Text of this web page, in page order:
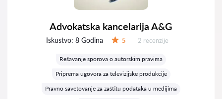
Advokatska kancelarija A&G
Iskustvo: 8 Godina 5 Recenzija:
2 recenzije
Rešavanje sporova o autorskim pravima
Priprema ugovora za televizijske produkcije
Pravno savetovanje za zaštitu podataka u medijima